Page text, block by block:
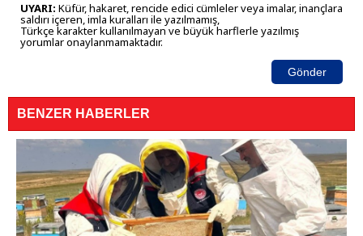
UYARI: Küfür, hakaret, rencide edici cümleler veya imalar, inançlara
saldırı içeren, imla kuralları ile yazılmamış,
Türkçe karakter kullanılmayan ve büyük harflerle yazılmış
yorumlar onaylanmamaktadır.
Gönder
BENZER HABERLER